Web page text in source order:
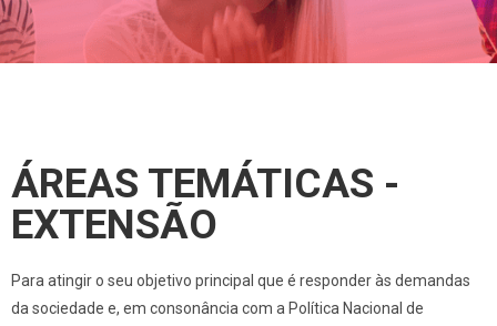
ÁREAS TEMÁTICAS -
EXTENSÃO
Para atingir o seu objetivo principal que é responder às demandas
da sociedade e, em consonância com a Política Nacional de